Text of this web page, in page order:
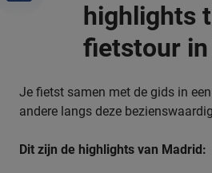
highlights
fietstour
Je fietst samen met de gids in
andere langs deze
Dit zijn de highlights van Madrid: